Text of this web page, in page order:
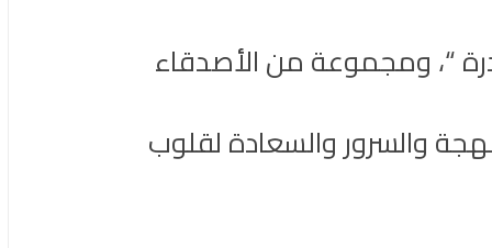
والسرور والسعادة لقلوب